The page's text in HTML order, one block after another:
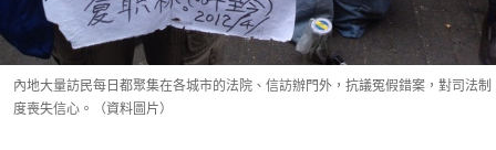
內地大量訪民每日都聚集在各城市的法院、信訪辦門外，抗議冤假錯案，對司法制
度喪失信心。（資料圖片）